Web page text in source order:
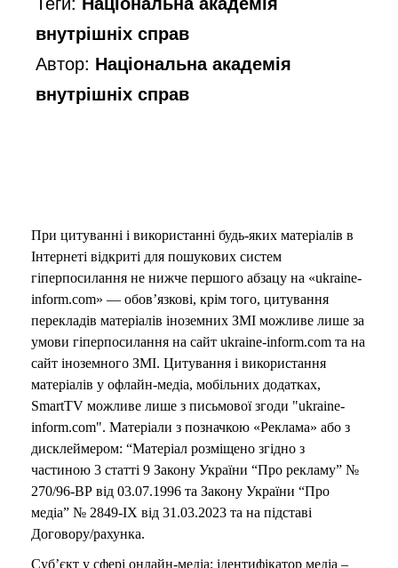
внутрішніх справ
Автор: Національна академія
внутрішніх справ
При цитуванні і використанні будь-яких матеріалів в
Інтернеті відкриті для пошукових систем
гіперпосилання не нижче першого абзацу на «ukraine-
inform.com» — обов’язкові, крім того, цитування
перекладів матеріалів іноземних ЗМІ можливе лише за
умови гіперпосилання на сайт ukraine-inform.com та на
сайт іноземного ЗМІ. Цитування і використання
матеріалів у офлайн-медіа, мобільних додатках,
SmartTV можливе лише з письмової згоди "ukraine-
inform.com". Матеріали з позначкою «Реклама» або з
дисклеймером: “Матеріал розміщено згідно з
частиною 3 статті 9 Закону України “Про рекламу” №
270/96-ВР від 03.07.1996 та Закону України “Про
медіа” № 2849-IX від 31.03.2023 та на підставі
Договору/рахунка.
Суб’єкт у сфері онлайн-медіа; ідентифікатор медіа –